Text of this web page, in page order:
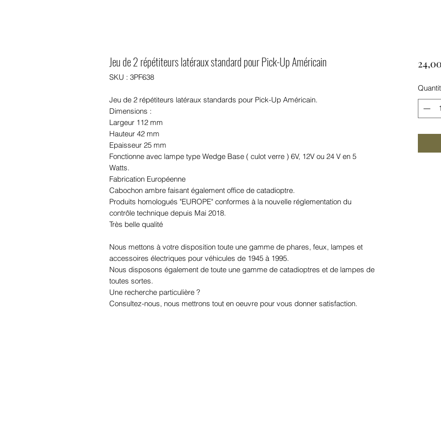
Jeu de 2 répétiteurs latéraux standard pour Pick-Up Américain
SKU : 3PF638
Jeu de 2 répétiteurs latéraux standards pour Pick-Up Américain.
Dimensions :
Largeur 112 mm
Hauteur 42 mm
Epaisseur 25 mm
Fonctionne avec lampe type Wedge Base ( culot verre ) 6V, 12V ou 24 V en 5
Watts.
Fabrication Européenne
Cabochon ambre faisant également office de catadioptre.
Produits homologués "EUROPE" conformes à la nouvelle réglementation du
contrôle technique depuis Mai 2018.
Très belle qualité
Nous mettons à votre disposition toute une gamme de phares, feux, lampes et
accessoires électriques pour véhicules de 1945 à 1995.
Nous disposons également de toute une gamme de catadioptres et de lampes de
toutes sortes.
Une recherche particulière ?
Consultez-nous, nous mettrons tout en oeuvre pour vous donner satisfaction.